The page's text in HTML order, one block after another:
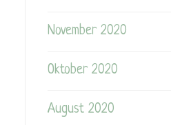
November 2020
Oktober 2020
August 2020